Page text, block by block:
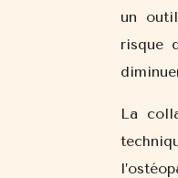
un
risque
La